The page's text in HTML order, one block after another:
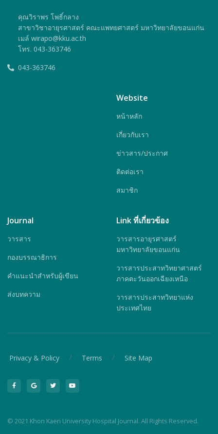
คุณวิราพร โพธิ์กลาง
สาขาวิชาอายุรศาสตร์ คณะแพทยศาสตร์ มหาวิทยาลัยขอนแก่น
เมล์ wirapo@kku.ac.th
โทร. 043-363746
043-363746
Website
หน้าหลัก
เกี่ยวกับเรา
ข่าวสาร/ประกาศ
ติดต่อเรา
สมาชิก
Journal
วารสาร
กองบรรณาธิการ
คำแนะนำสำหรับผู้เขียน
ส่งบทความ
Link ที่เกี่ยวข้อง
วารสารอายุรศาสตร์
มหาวิทยาลัยขอนแก่น
วารสารประสาทวิทยาศาสตร์
ภาคตะวันออกเฉียงเหนือ
วารสารประสาทวิทยาแห่ง
ประเทศไทย
Privacy & Policy / Terms / Site Map
© 2021 Khon Kaen University Hospital Journal. All Rights Reserved.